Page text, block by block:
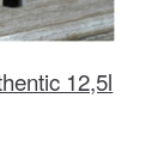
12,5l